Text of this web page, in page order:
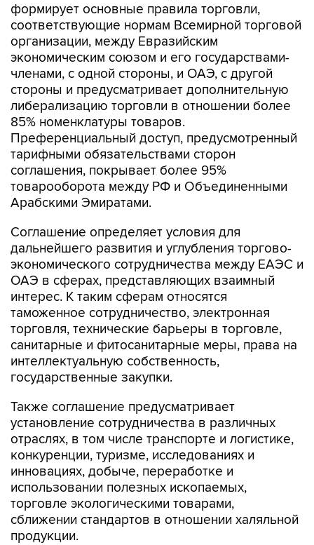
формирует основные правила торговли,
соответствующие нормам Всемирной торговой
организации, между Евразийским
экономическим союзом и его государствами-
членами, с одной стороны, и ОАЭ, с другой
стороны и предусматривает дополнительную
либерализацию торговли в отношении более
85% номенклатуры товаров.
Преференциальный доступ, предусмотренный
тарифными обязательствами сторон
соглашения, покрывает более 95%
товарооборота между РФ и Объединенными
Арабскими Эмиратами.
Соглашение определяет условия для
дальнейшего развития и углубления торгово-
экономического сотрудничества между ЕАЭС и
ОАЭ в сферах, представляющих взаимный
интерес. К таким сферам относятся
таможенное сотрудничество, электронная
торговля, технические барьеры в торговле,
санитарные и фитосанитарные меры, права на
интеллектуальную собственность,
государственные закупки.
Также соглашение предусматривает
установление сотрудничества в различных
отраслях, в том числе транспорте и логистике,
конкуренции, туризме, исследованиях и
инновациях, добыче, переработке и
использовании полезных ископаемых,
торговле экологическими товарами,
сближении стандартов в отношении халяльной
продукции.